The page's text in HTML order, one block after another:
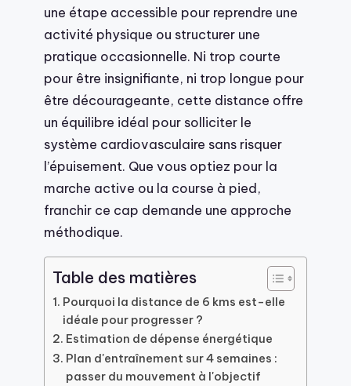
une étape accessible pour reprendre une
activité physique ou structurer une
pratique occasionnelle. Ni trop courte
pour être insignifiante, ni trop longue pour
être décourageante, cette distance offre
un équilibre idéal pour solliciter le
système cardiovasculaire sans risquer
l’épuisement. Que vous optiez pour la
marche active ou la course à pied,
franchir ce cap demande une approche
méthodique.
Table des matières
Pourquoi la distance de 6 kms est-elle
idéale pour progresser ?
Estimation de dépense énergétique
Plan d'entraînement sur 4 semaines :
passer du mouvement à l'objectif